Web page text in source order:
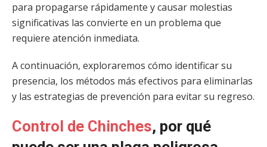
para propagarse rápidamente y causar molestias
significativas las convierte en un problema que
requiere atención inmediata.
A continuación, exploraremos cómo identificar su
presencia, los métodos más efectivos para eliminarlas
y las estrategias de prevención para evitar su regreso.
Control de Chinches, por qué